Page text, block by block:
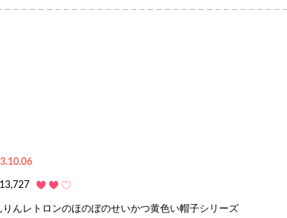
13,727
りんレトロンのほのぼのせいかつ黄色い帽子シリーズ